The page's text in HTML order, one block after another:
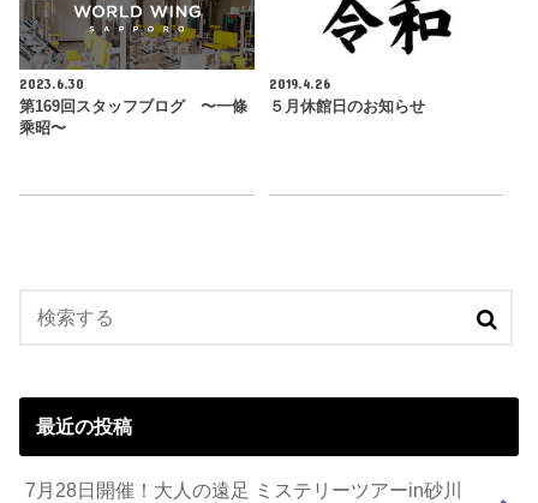
2023.6.30
第169回スタッフブログ 〜一條
乘昭〜
2019.4.26
５月休館日のお知らせ
最近の投稿
7月28日開催！大人の遠足 ミステリーツアーin砂川